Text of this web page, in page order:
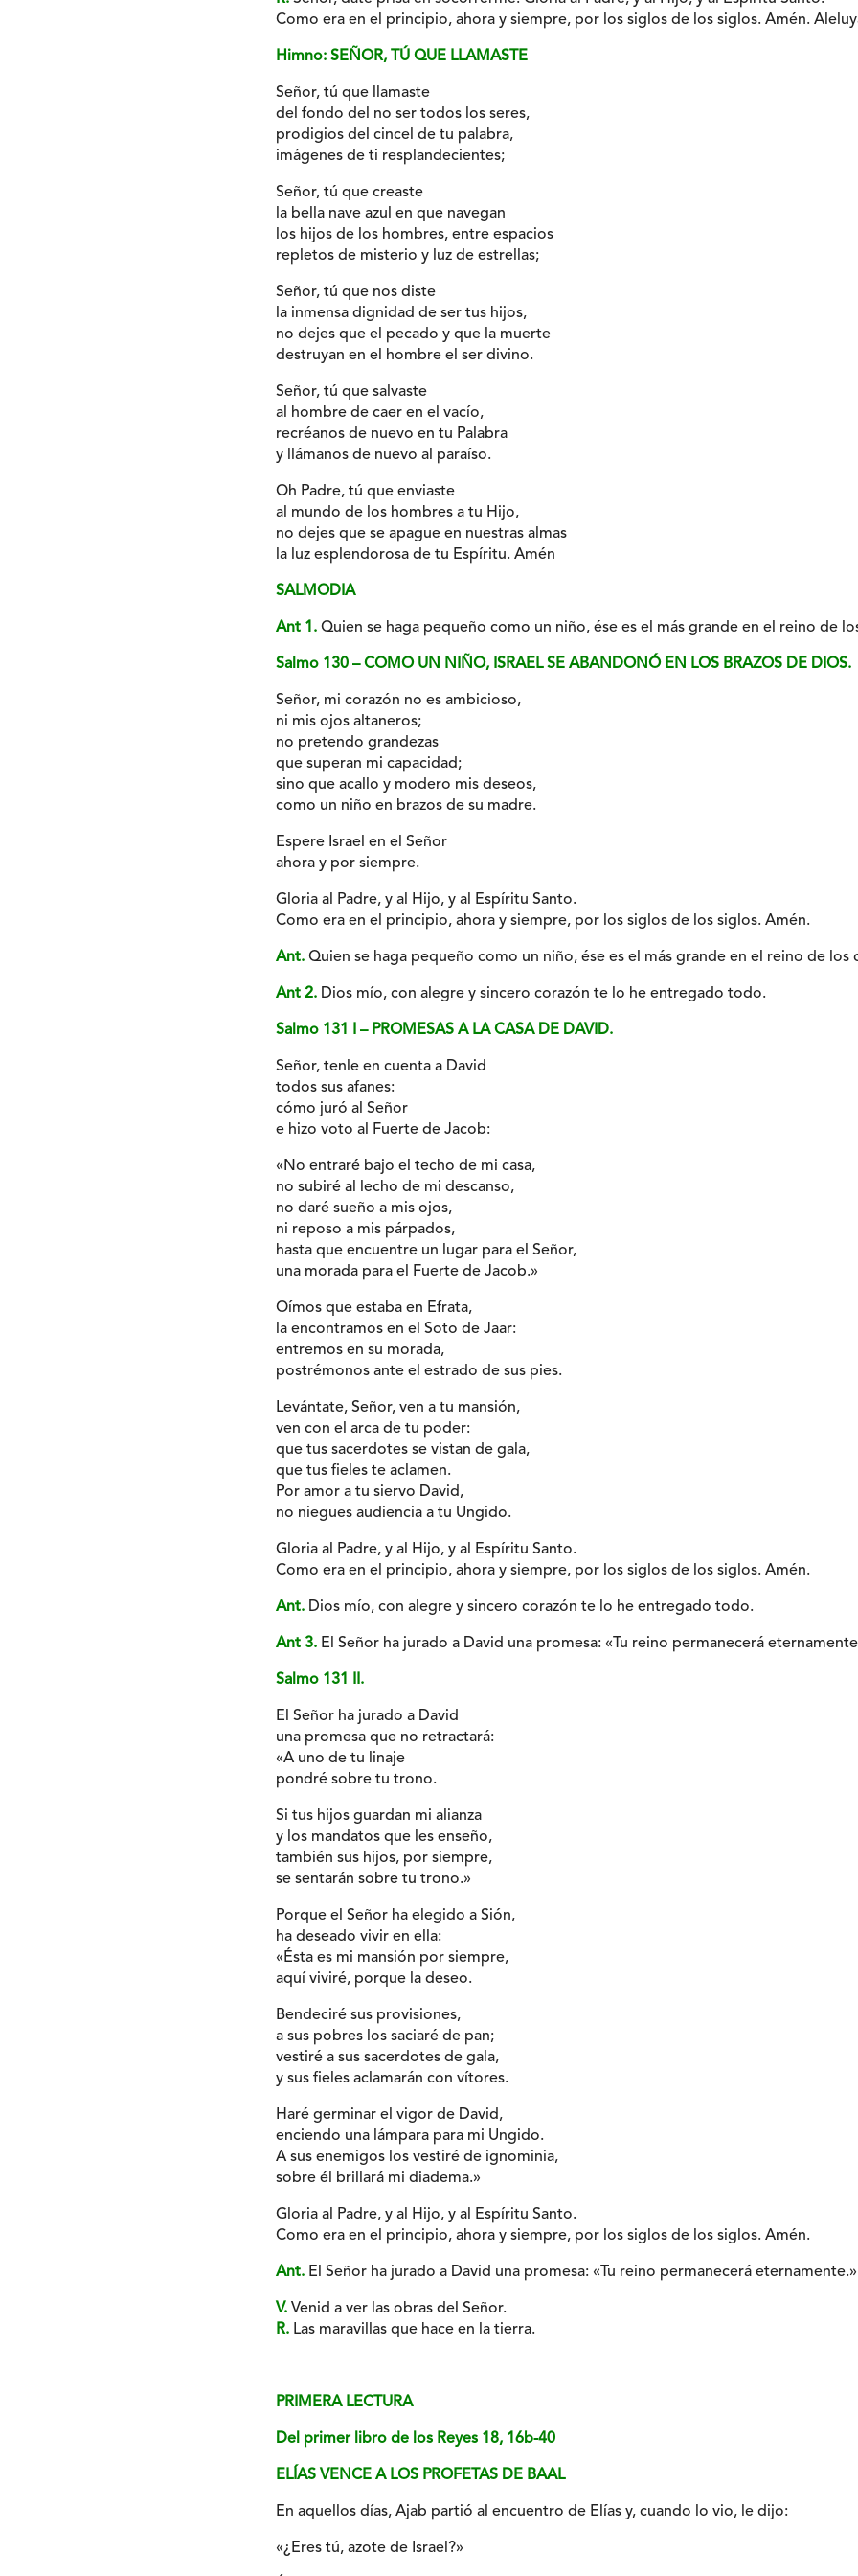
Como era en el principio, ahora y siempre, por los siglos de los siglos. Amén.
Himno: SEÑOR, TÚ QUE LLAMASTE
Señor, tú que llamaste
del fondo del no ser todos los seres,
prodigios del cincel de tu palabra,
imágenes de ti resplandecientes;
Señor, tú que creaste
la bella nave azul en que navegan
los hijos de los hombres, entre espacios
repletos de misterio y luz de estrellas;
Señor, tú que nos diste
la inmensa dignidad de ser tus hijos,
no dejes que el pecado y que la muerte
destruyan en el hombre el ser divino.
Señor, tú que salvaste
al hombre de caer en el vacío,
recréanos de nuevo en tu Palabra
y llámanos de nuevo al paraíso.
Oh Padre, tú que enviaste
al mundo de los hombres a tu Hijo,
no dejes que se apague en nuestras almas
la luz esplendorosa de tu Espíritu. Amén
SALMODIA
Ant 1. Quien se haga pequeño como un niño, ése es el más grande en el reino de
Salmo 130 – COMO UN NIÑO, ISRAEL SE ABANDONÓ EN LOS BRAZOS DE DIOS.
Señor, mi corazón no es ambicioso,
ni mis ojos altaneros;
no pretendo grandezas
que superan mi capacidad;
sino que acallo y modero mis deseos,
como un niño en brazos de su madre.
Espere Israel en el Señor
ahora y por siempre.
Gloria al Padre, y al Hijo, y al Espíritu Santo.
Como era en el principio, ahora y siempre, por los siglos de los siglos. Amén.
Ant. Quien se haga pequeño como un niño, ése es el más grande en el reino de los
Ant 2. Dios mío, con alegre y sincero corazón te lo he entregado todo.
Salmo 131 I – PROMESAS A LA CASA DE DAVID.
Señor, tenle en cuenta a David
todos sus afanes:
cómo juró al Señor
e hizo voto al Fuerte de Jacob:
«No entraré bajo el techo de mi casa,
no subiré al lecho de mi descanso,
no daré sueño a mis ojos,
ni reposo a mis párpados,
hasta que encuentre un lugar para el Señor,
una morada para el Fuerte de Jacob.»
Oímos que estaba en Efrata,
la encontramos en el Soto de Jaar:
entremos en su morada,
postrémonos ante el estrado de sus pies.
Levántate, Señor, ven a tu mansión,
ven con el arca de tu poder:
que tus sacerdotes se vistan de gala,
que tus fieles te aclamen.
Por amor a tu siervo David,
no niegues audiencia a tu Ungido.
Gloria al Padre, y al Hijo, y al Espíritu Santo.
Como era en el principio, ahora y siempre, por los siglos de los siglos. Amén.
Ant. Dios mío, con alegre y sincero corazón te lo he entregado todo.
Ant 3. El Señor ha jurado a David una promesa: «Tu reino permanecerá
Salmo 131 II.
El Señor ha jurado a David
una promesa que no retractará:
«A uno de tu linaje
pondré sobre tu trono.
Si tus hijos guardan mi alianza
y los mandatos que les enseño,
también sus hijos, por siempre,
se sentarán sobre tu trono.»
Porque el Señor ha elegido a Sión,
ha deseado vivir en ella:
«Ésta es mi mansión por siempre,
aquí viviré, porque la deseo.
Bendeciré sus provisiones,
a sus pobres los saciaré de pan;
vestiré a sus sacerdotes de gala,
y sus fieles aclamarán con vítores.
Haré germinar el vigor de David,
enciendo una lámpara para mi Ungido.
A sus enemigos los vestiré de ignominia,
sobre él brillará mi diadema.»
Gloria al Padre, y al Hijo, y al Espíritu Santo.
Como era en el principio, ahora y siempre, por los siglos de los siglos. Amén.
Ant. El Señor ha jurado a David una promesa: «Tu reino permanecerá eternamente.»
V. Venid a ver las obras del Señor.
R. Las maravillas que hace en la tierra.
PRIMERA LECTURA
Del primer libro de los Reyes 18, 16b-40
ELÍAS VENCE A LOS PROFETAS DE BAAL
En aquellos días, Ajab partió al encuentro de Elías y, cuando lo vio, le dijo:
«¿Eres tú, azote de Israel?»